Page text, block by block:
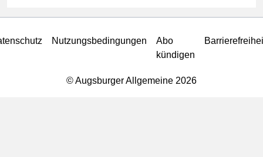
Nutzungsbedingungen
Abo
kündigen
© Augsburger Allgemeine 2026